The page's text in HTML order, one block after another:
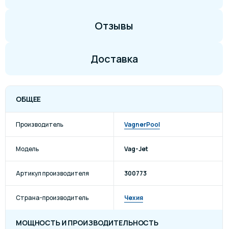
Отзывы
Доставка
ОБЩЕЕ
Производитель VagnerPool
Модель Vag-Jet
Артикул производителя 300773
Страна-производитель Чехия
МОЩНОСТЬ И ПРОИЗВОДИТЕЛЬНОСТЬ